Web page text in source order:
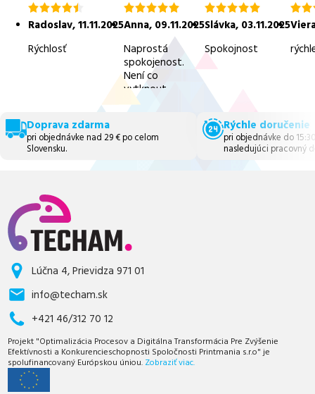
hodnotenie
4.5
5
Radoslav,11.11.2025
Rýchlosť
hodnotenie
5.0
5
Anna, 09.11.2025
Naprostá
spokojenost.
Není co
vytknout.
hodnotenie
5.0
5
Slávka, 03.11.2025
Spokojnost
5.0
5
Doprava zdarma
pri objednávke nad 29 € po celom
Slovensku.
Rýchle doručenie
pri objednávke do
nasledujúci pracovný
Lúčna 4, Prievidza 971 01
info@techam.sk
+421 46/312 70 12
Projekt "Optimalizácia Procesov a Digitálna Transformácia Pre Zvýšenie
Efektívnosti a Konkurencieschopnosti Spoločnosti Printmania s.r.o" je
spolufinancovaný Európskou úniou. Zobraziť viac.